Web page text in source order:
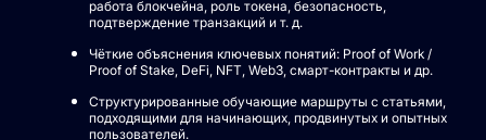
работа блокчейна, роль токена, безопасность,
подтверждение транзакций и т. д.
Чёткие объяснения ключевых понятий: Proof of Work /
Proof of Stake, DeFi, NFT, Web3, смарт-контракты и др.
Структурированные обучающие маршруты с статьями,
подходящими для начинающих, продвинутых и опытных
пользователей.